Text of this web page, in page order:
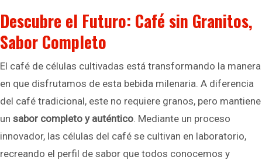
Descubre el Futuro: Café sin Granitos,
Sabor Completo
El café de células cultivadas está transformando la manera
en que disfrutamos de esta bebida milenaria. A diferencia
del café tradicional, este no requiere granos, pero mantiene
un sabor completo y auténtico. Mediante un proceso
innovador, las células del café se cultivan en laboratorio,
recreando el perfil de sabor que todos conocemos y